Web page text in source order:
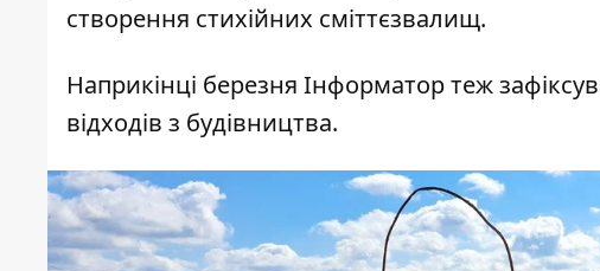
створення стихійних сміттєзвалищ.
Наприкінці березня Інформатор теж
відходів з будівництва.